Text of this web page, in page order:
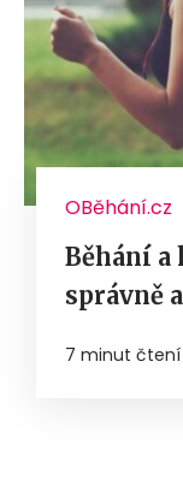
OBěhání.cz
Běhání a
správně
7 minut čtení